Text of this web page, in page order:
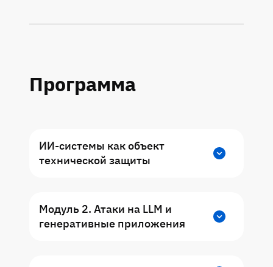
Программа
ИИ-системы как объект
технической защиты
систем
Тема 2: Архитектура ИИ-систем // ДЗ
Модуль 2. Атаки на LLM и
генеративные приложения